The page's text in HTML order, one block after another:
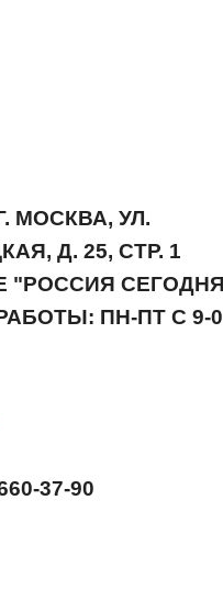
МОСКВА, УЛ.
Д. 25, СТР. 1
"РОССИЯ
ПН-ПТ С 9-
37-90